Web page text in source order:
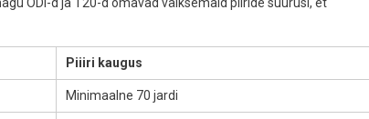
Piiiri kaugus
Minimaalne 70 jardi